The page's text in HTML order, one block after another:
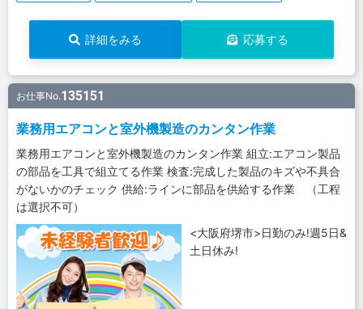
詳細をみる 応募する
お仕事No.135151
業務用エアコンと室外機製造のカンタン作業
業務用エアコンと室外機製造のカンタン作業 組立:エアコン製品
の部品を工具で組立てる作業 検査:完成した製品のキズや不具合
がないかのチェック 供給:ラインに部品を供給する作業 （工程
は選択不可）
<大阪府堺市>日勤のみ!週5日&
土日休み!